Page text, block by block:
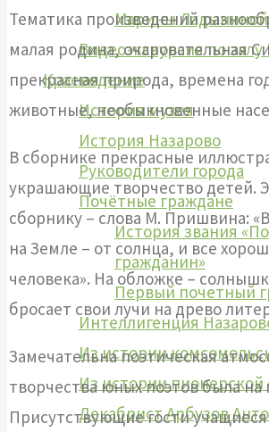
Марины Ладыниной
Видеоэкскурсия по
Краеведение
История музея
История Назарово
Руководители города
Почётные граждане
История звания
гражданин»
Первый почетный
Интеллигенция
Из истории
Из истории пионерской
Декабрист Арбузов
Тематика произведений
малая родина, очаровательная
прекрасная природа, времена
животные, необыкновенные
В сборнике прекрасные
украшающие творчество детей.
сборнику – слова М. Пришвина:
на Земле – от солнца, и все
человека». На обложке –
бросает свои лучи на древо
Замечательна поэтическая
творчества юных поэтов была
Присутствующие гости учащиеся